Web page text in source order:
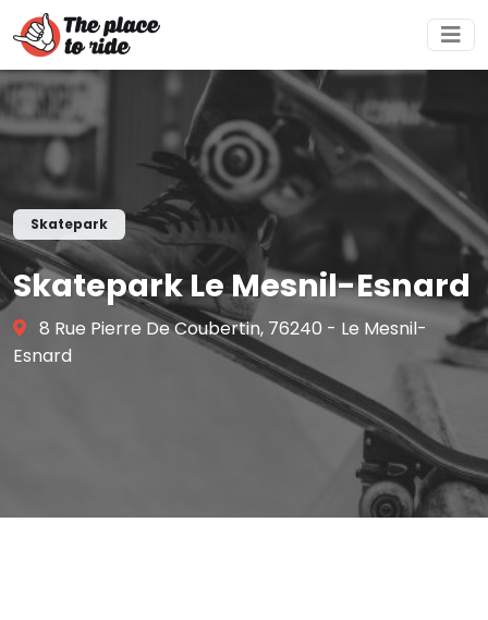
Skatepark
Skatepark Le Mesnil-Esnard
8 Rue Pierre De Coubertin, 76240 - Le Mesnil-
Esnard